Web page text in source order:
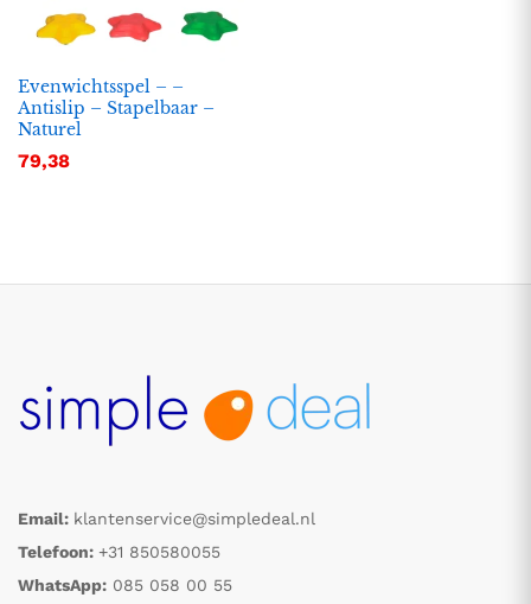
Evenwichtsspel – –
Antislip – Stapelbaar –
Naturel
79,38
Email: klantenservice@simpledeal.nl
Telefoon: +31 850580055
WhatsApp: 085 058 00 55